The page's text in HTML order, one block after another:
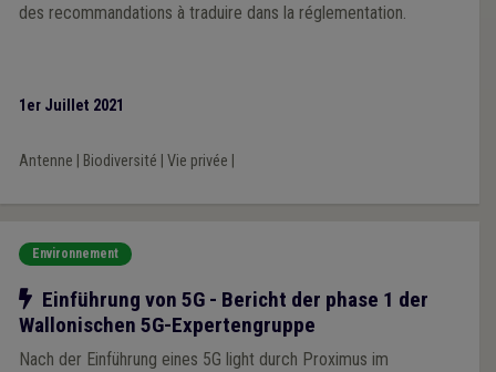
des recommandations à traduire dans la réglementation.
1er Juillet 2021
Antenne Biodiversité Vie privée
Environnement
Notre action
Einführung von 5G - Bericht der phase 1 der
Wallonischen 5G-Expertengruppe
Nach der Einführung eines 5G light durch Proximus im